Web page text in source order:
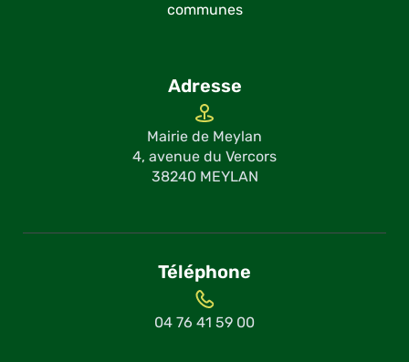
communes
Adresse
Mairie de Meylan
4, avenue du Vercors
38240 MEYLAN
Téléphone
04 76 41 59 00